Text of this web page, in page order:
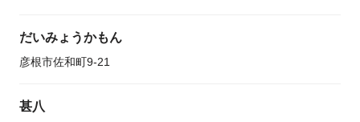
だいみょうかもん
彦根市佐和町9-21
甚八